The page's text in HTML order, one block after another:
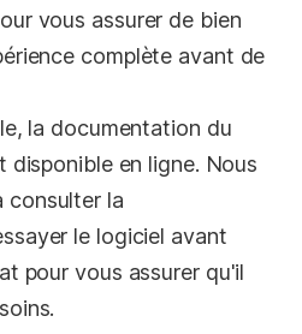
vous assurer de bien
complète avant de
la documentation du
disponible en ligne. Nous
consulter la
le logiciel avant
pour vous assurer qu'il